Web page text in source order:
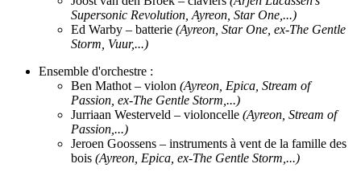
Supersonic Revolution, Ayreon, Star One,...)
Ed Warby – batterie (Ayreon, Star One, ex-The Gentle
Storm, Vuur,...)
Ensemble d'orchestre :
Ben Mathot – violon (Ayreon, Epica, Stream of
Passion, ex-The Gentle Storm,...)
Jurriaan Westerveld – violoncelle (Ayreon, Stream of
Passion,...)
Jeroen Goossens – instruments à vent de la famille des
bois (Ayreon, Epica, ex-The Gentle Storm,...)